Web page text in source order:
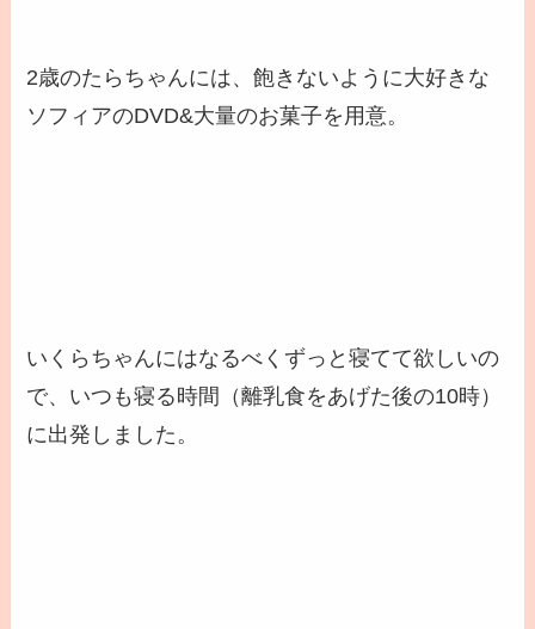
2歳のたらちゃんには、飽きないように大好きな
ソフィアのDVD&大量のお菓子を用意。
いくらちゃんにはなるべくずっと寝てて欲しいの
で、いつも寝る時間（離乳食をあげた後の10時）
に出発しました。